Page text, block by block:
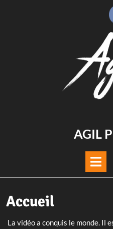
AGIL
Accueil
La vidéo a conquis le monde. Il